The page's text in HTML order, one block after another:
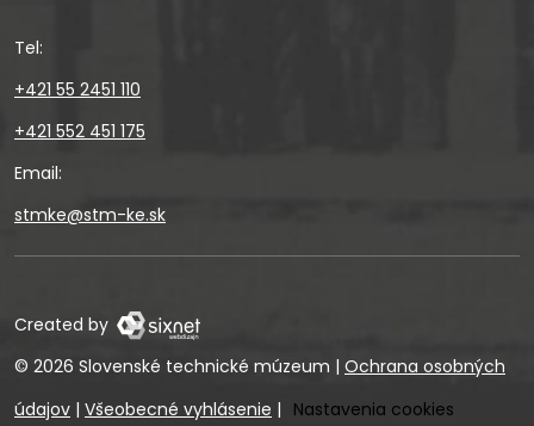
Tel:
+421 55 2451 110
+421 552 451 175
Email:
stmke@stm-ke.sk
Created by
© 2026 Slovenské technické múzeum | Ochrana osobných
údajov | Všeobecné vyhlásenie | Nastavenia cookies